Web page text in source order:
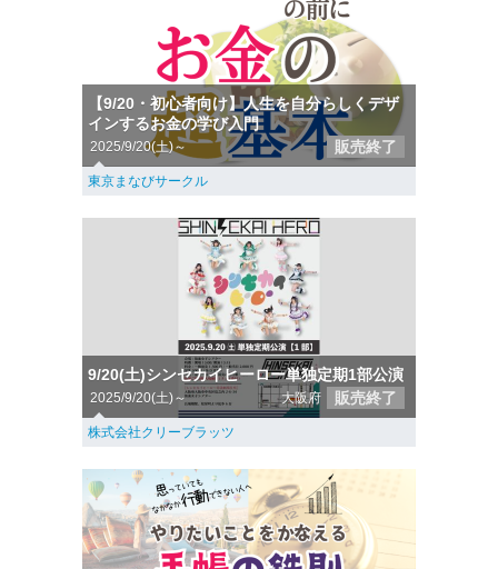
【9/20・初心者向け】人生を自分らしくデザ
インするお金の学び入門
2025/9/20(土)～ 販売終了
東京まなびサークル
9/20(土)シンセカイヒーロー単独定期1部公演
2025/9/20(土)～ 大阪府 販売終了
株式会社クリーブラッツ